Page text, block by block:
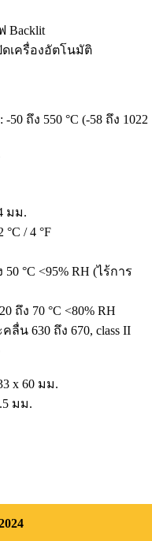
Backlit
เครื่องอัตโนมัติ
ถึง 550 °C (-58 ถึง 1022
มม.
/ 4 °F
°C <95% RH (ไร้การ
ถึง 70 °C <80% RH
คลื่น 630 ถึง 670, class II
x 60 มม.
มม.